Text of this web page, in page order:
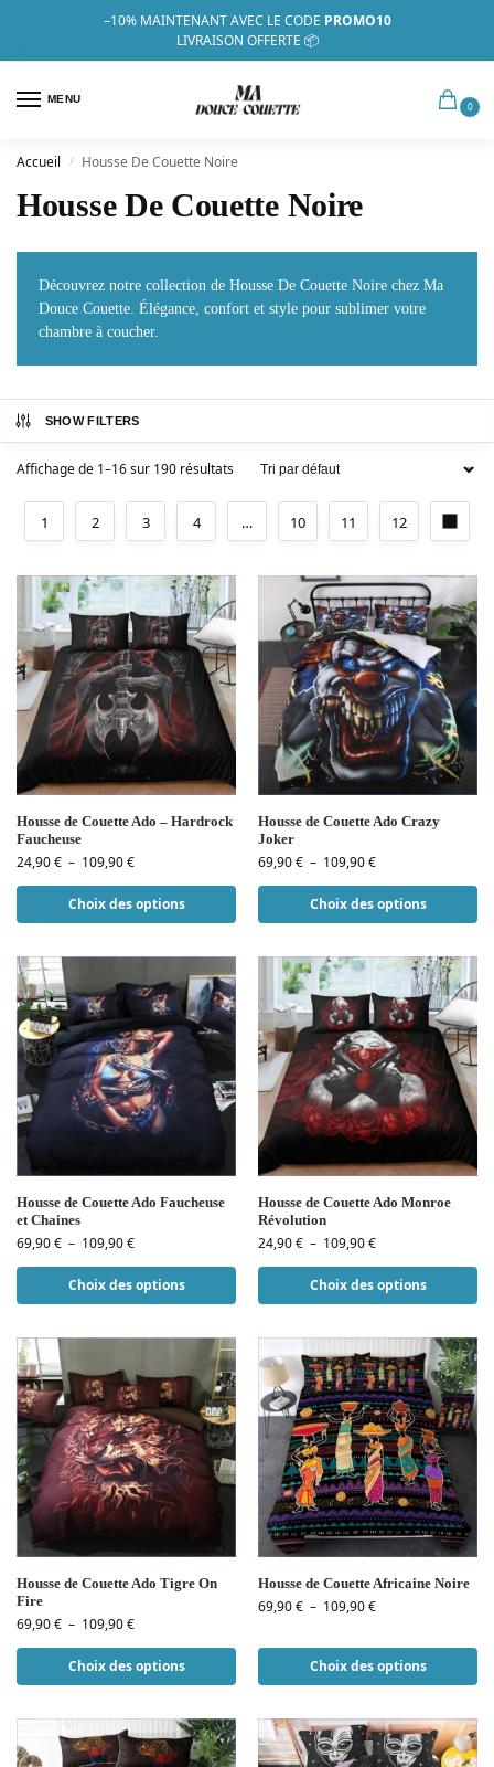
–10% MAINTENANT AVEC LE CODE PROMO10
LIVRAISON OFFERTE 📦
MENU
0
Accueil / Housse De Couette Noire
Housse De Couette Noire
Découvrez notre collection de Housse De Couette Noire chez Ma
Douce Couette. Élégance, confort et style pour sublimer votre
chambre à coucher.
SHOW FILTERS
Affichage de 1–16 sur 190 résultats
1 2 3 4 … 10 11 12
Housse de Couette Ado – Hardrock
Faucheuse
24,90€ – 109,90€
Choix des options
Housse de Couette Ado Crazy
Joker
69,90€ – 109,90€
Choix des options
Housse de Couette Ado Faucheuse
et Chaines
69,90€ – 109,90€
Choix des options
Housse de Couette Ado Monroe
Révolution
24,90€ – 109,90€
Choix des options
Housse de Couette Ado Tigre On
Fire
69,90€ – 109,90€
Choix des options
Housse de Couette Africaine Noire
69,90€ – 109,90€
Choix des options